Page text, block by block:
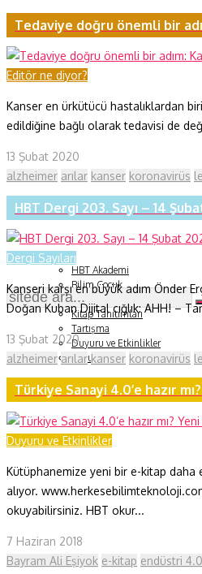
Makaleler
Dergi Sayıları
Sağlık
Fizik ve Uzay
Gezegenimiz
Teknoyaşam
Fazlası
HBT Akademi
Bilim Çocuk
Soru ve Yanıt
Kitap Tanıtımları
Tartışma
Duyuru ve Etkinlikler
Konu Listesi
Tedaviye doğru önemli bir
Editör ne diyor?
Kanser en ürkütücü hastalıklardan
edildiğine bağlı olarak tedavisi de
13 Şubat 2020
alzheimer arılar kanser koronavirüs
HBT Dergi 203. Sayı – 14
Dergi Sayıları
Kanseri karşı en büyük adım Önder
Doğan Kuban Dijital çığlık: AHH! –
13 Şubat 2020
alzheimer arılar kanser koronavirüs
Türkiye Sanayi 4.0’e hazır
Duyuru ve Etkinlikler
Kütüphanemize yeni bir e-kitap daha
alıyor.
okuyabilirsiniz. HBT okur...
7 Haziran 2018
Bayram Ali Eşiyok e-kitap endüstri 4.0